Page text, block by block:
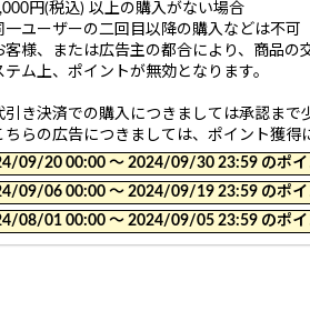
円(税込) 以上の購入がない場合
一ユーザーの二回目以降の購入などは不可
様、または広告主の都合により、商品の
テム上、ポイントが無効となります。
き決済での購入につきましては承認まで
らの広告につきましては、ポイント獲得
09/20 00:00 〜 2024/09/30 23:59 のポイ
09/06 00:00 〜 2024/09/19 23:59 のポイ
08/01 00:00 〜 2024/09/05 23:59 のポイ